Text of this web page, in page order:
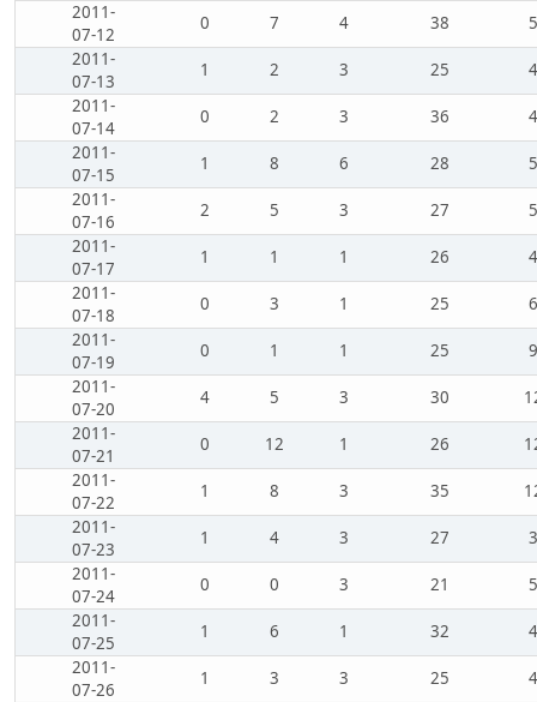
2011-
07-12
0 7 4 38
2011-
07-13
1 2 3 25
2011-
07-14
0 2 3 36
2011-
07-15
1 8 6 28
2011-
07-16
2 5 3 27
2011-
07-17
1 1 1 26
2011-
07-18
0 3 1 25
2011-
07-19
0 1 1 25
2011-
07-20
4 5 3 30
2011-
07-21
0 12 1 26
2011-
07-22
1 8 3 35
2011-
07-23
1 4 3 27
2011-
07-24
0 0 3 21
2011-
07-25
1 6 1 32
2011-
07-26
1 3 3 25